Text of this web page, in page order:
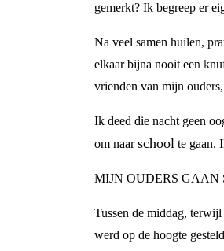
gemerkt? Ik begreep er
Na veel samen huilen,
elkaar bijna nooit een
vrienden van mijn
Ik deed die nacht geen
om naarschool te gaan.
MIJN OUDERS GAAN
Tussen de middag,
werd op de hoogte